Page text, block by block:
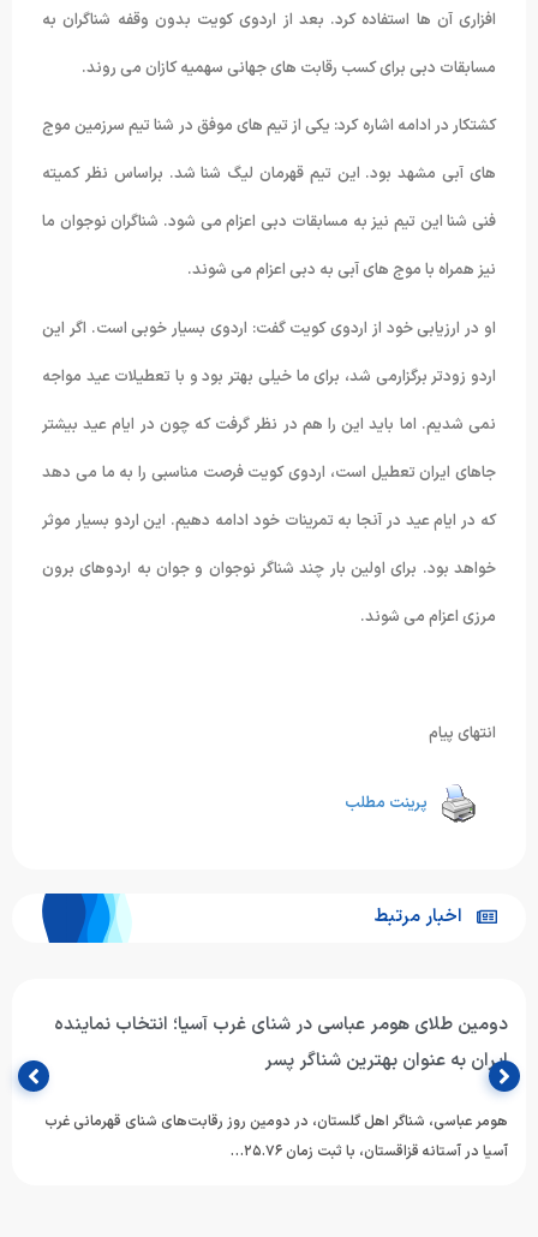
افزاری آن ها استفاده کرد. بعد از اردوی کویت بدون وقفه شناگران به
مسابقات دبی برای کسب رقابت های جهانی سهمیه کازان می روند.
کشتکار در ادامه اشاره کرد: یکی از تیم های موفق در شنا تیم سرزمین موج
های آبی مشهد بود. این تیم قهرمان لیگ شنا شد. براساس نظر کمیته
فنی شنا این تیم نیز به مسابقات دبی اعزام می شود. شناگران نوجوان ما
نیز همراه با موج های آبی به دبی اعزام می شوند.
او در ارزیابی خود از اردوی کویت گفت: اردوی بسیار خوبی است. اگر این
اردو زودتر برگزارمی شد، برای ما خیلی بهتر بود و با تعطیلات عید مواجه
نمی شدیم. اما باید این را هم در نظر گرفت که چون در ایام عید بیشتر
جاهای ایران تعطیل است، اردوی کویت فرصت مناسبی را به ما می دهد
که در ایام عید در آنجا به تمرینات خود ادامه دهیم. این اردو بسیار موثر
خواهد بود. برای اولین بار چند شناگر نوجوان و جوان به اردوهای برون
مرزی اعزام می شوند.
انتهای پیام
پرینت مطلب
اخبار مرتبط
دومین طلای هومر عباسی در شنای غرب آسیا؛ انتخاب نماینده
ایران به عنوان بهترین شناگر پسر
هومر عباسی، شناگر اهل گلستان، در دومین روز رقابت‌های شنای قهرمانی غرب
آسیا در آستانه قزاقستان، با ثبت زمان ۲۵.۷۶…